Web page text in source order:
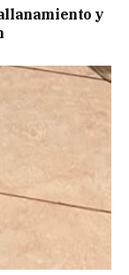
y